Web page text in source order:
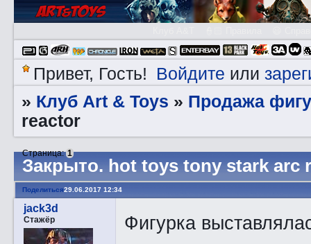
Привет, Гость! Войдите или
» Клуб Art & Toys » Продажа
reactor
Закрытo. hot toys tony stark arc
Страница:1
Поделиться29.06.2017 12:34
jack3d
Стажёр
Фигурка